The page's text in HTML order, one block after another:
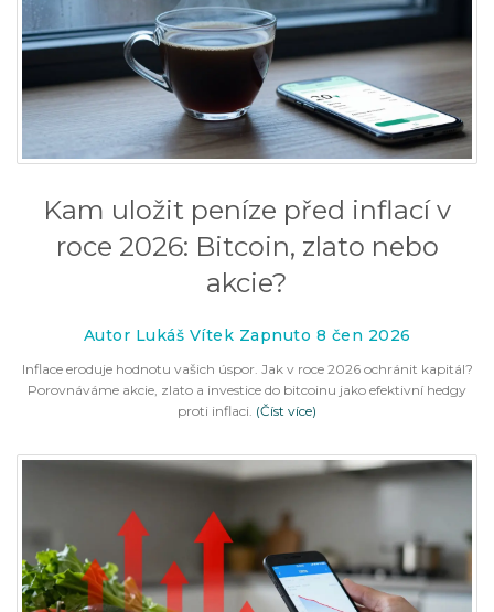
Kam uložit peníze před inflací v
roce 2026: Bitcoin, zlato nebo
akcie?
Autor Lukáš Vítek Zapnuto 8 čen 2026
Inflace eroduje hodnotu vašich úspor. Jak v roce 2026 ochránit kapitál?
Porovnáváme akcie, zlato a investice do bitcoinu jako efektivní hedgy
proti inflaci. (Číst více)